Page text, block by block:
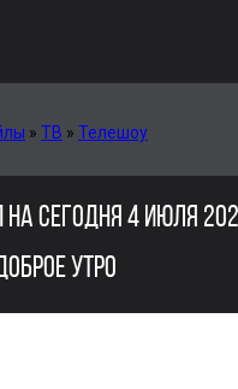
» ТВ » Телешоу
НА СЕГОДНЯ 4 ИЮЛЯ
УТРО